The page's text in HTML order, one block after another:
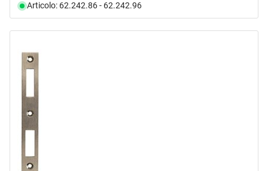
Articolo: 62.242.86 - 62.242.96